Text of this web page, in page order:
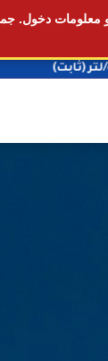
معلومات دخول.
لتر 📢